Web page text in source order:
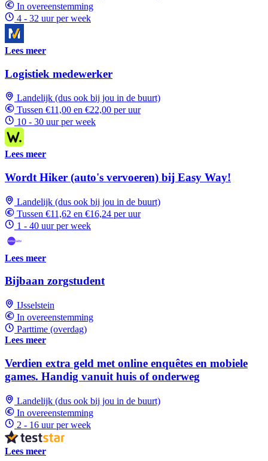
In overeenstemming
4 - 32 uur per week
Lees meer
Logistiek medewerker
Landelijk (dus ook bij jou in de buurt)
Tussen €11,00 en €22,00 per uur
10 - 30 uur per week
Lees meer
Wordt Hiker (auto's vervoeren) bij Easy Way!
Landelijk (dus ook bij jou in de buurt)
Tussen €11,62 en €16,24 per uur
1 - 40 uur per week
Lees meer
Bijbaan zorgstudent
IJsselstein
In overeenstemming
Parttime (overdag)
Lees meer
Verdien extra geld met online enquêtes en mobiele
games. Handig vanuit huis of onderweg
Landelijk (dus ook bij jou in de buurt)
In overeenstemming
2 - 16 uur per week
Lees meer